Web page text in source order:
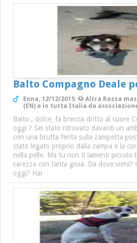
Balto Compagno Deale
Enna, 12/12/2015: 🐶 Altra Razza
(EN) e in tutta Italia da
Balto , dolce, fa breccia dritto al cuore
oggi ? Sei stato ritrovato davanti un
con una brutta ferita sulla zampetta
stato legato proprio dalla zampa e la
nella pelle. Ma tu non ti lamenti piccolo
carezza con tanta gioia. Da dove vieni?
oggi? Hai